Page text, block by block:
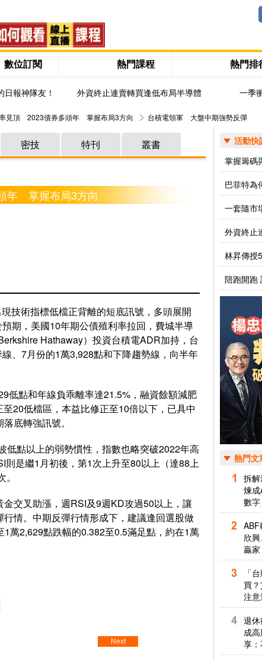
數位訂閱 熱門課程 熱門排
日報神隊友！ 外資終止連賣轉買逢低布局半導體 一季
見頂 2023債券多頭年 掌握布局3方向 台積電領軍 大盤中期強勢反彈
密技 特刊 叢書
年 掌握布局3方向
技術指標低檔正背離的短底訊號，多頭展開
期，美國10年期公債殖利率拉回，費城半導
Hathaway）投資台積電ADR加持，台
、7月份的1萬3,928點和下降趨勢線，向半年
低點和年線負乖離率達21.5%，融資餘額減肥
20低檔區，本益比修正至10倍以下，已具中
底轉強訊號。
低點以上的弱勢慣性，指數也略突破2022年高
是繼1月初後，第1次上升至80以上（達88上
交叉助漲，週RSI及9週KD攻過50以上，讓
情。中期反彈行情形成下，建議逢回選股做
萬2,629點跌幅的0.382至0.5滿足點，約在1萬
Next
活動快
掌握籌碼
巴菲特為
一套隨市
外資終止
林昇傳授
陪跑開跑
熱門文
拆
煉
數字
ABF
欣
贏家
「
買
注
退
成
享